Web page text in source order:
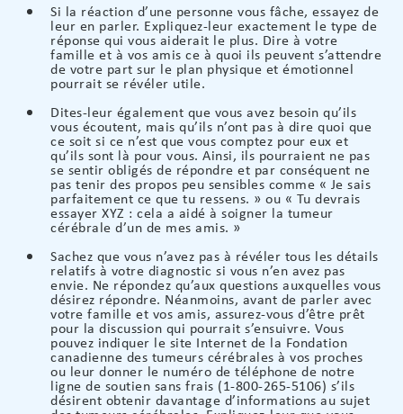
Si la réaction d’une personne vous fâche, essayez de
leur en parler. Expliquez-leur exactement le type de
réponse qui vous aiderait le plus. Dire à votre
famille et à vos amis ce à quoi ils peuvent s’attendre
de votre part sur le plan physique et émotionnel
pourrait se révéler utile.
Dites-leur également que vous avez besoin qu’ils
vous écoutent, mais qu’ils n’ont pas à dire quoi que
ce soit si ce n’est que vous comptez pour eux et
qu’ils sont là pour vous. Ainsi, ils pourraient ne pas
se sentir obligés de répondre et par conséquent ne
pas tenir des propos peu sensibles comme « Je sais
parfaitement ce que tu ressens. » ou « Tu devrais
essayer XYZ : cela a aidé à soigner la tumeur
cérébrale d’un de mes amis. »
Sachez que vous n’avez pas à révéler tous les détails
relatifs à votre diagnostic si vous n’en avez pas
envie. Ne répondez qu’aux questions auxquelles vous
désirez répondre. Néanmoins, avant de parler avec
votre famille et vos amis, assurez-vous d’être prêt
pour la discussion qui pourrait s’ensuivre. Vous
pouvez indiquer le site Internet de la Fondation
canadienne des tumeurs cérébrales à vos proches
ou leur donner le numéro de téléphone de notre
ligne de soutien sans frais (1-800-265-5106) s’ils
désirent obtenir davantage d’informations au sujet